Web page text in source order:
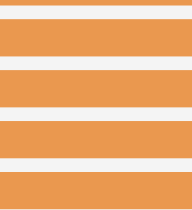
Метальникова, 13